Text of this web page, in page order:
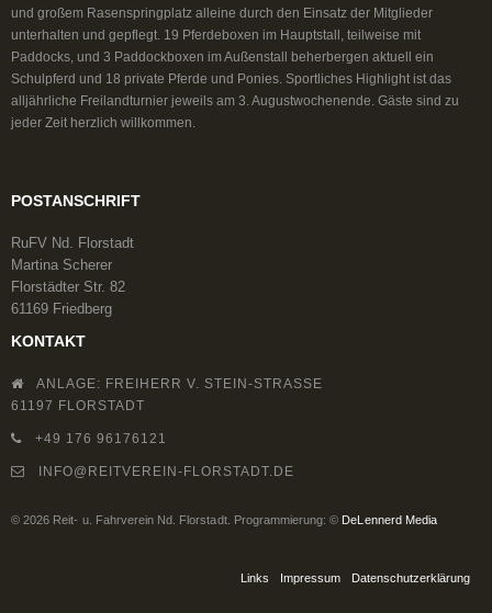
und großem Rasenspringplatz alleine durch den Einsatz der Mitglieder
unterhalten und gepflegt. 19 Pferdeboxen im Hauptstall, teilweise mit
Paddocks, und 3 Paddockboxen im Außenstall beherbergen aktuell ein
Schulpferd und 18 private Pferde und Ponies. Sportliches Highlight ist das
alljährliche Freilandturnier jeweils am 3. Augustwochenende. Gäste sind zu
jeder Zeit herzlich willkommen.
POSTANSCHRIFT
RuFV Nd. Florstadt
Martina Scherer
Florstädter Str. 82
61169 Friedberg
KONTAKT
ANLAGE: FREIHERR V. STEIN-STRASSE
61197 FLORSTADT
+49 176 96176121
INFO@REITVEREIN-FLORSTADT.DE
© 2026 Reit- u. Fahrverein Nd. Florstadt. Programmierung: © DeLennerd Media
Links Impressum Datenschutzerklärung